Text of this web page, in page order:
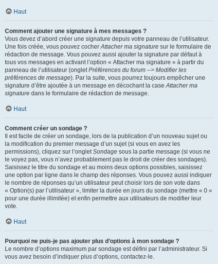
Haut
Comment ajouter une signature à mes messages ?
Vous devez d’abord créer une signature depuis votre panneau de l’utilisateur.
Une fois créée, vous pouvez cocherAttacher ma signature sur le formulaire de
rédaction de message. Vous pouvez aussi ajouter la signature par défaut à
tous vos messages en activant l’option « Attacher ma signature » à partir du
panneau de l’utilisateur (ongletPréférences du forum --> Modifier les
préférences de message). Par la suite, vous pourrez toujours empêcher une
signature d’être ajoutée à un message en décochant la caseAttacher ma
signature dans le formulaire de rédaction de message.
Haut
Comment créer un sondage ?
Il est facile de créer un sondage, lors de la publication d’un nouveau sujet ou
la modification du premier message d’un sujet (si vous en avez les
permissions), cliquez sur l’ongletSondage sous la partie message (si vous ne
le voyez pas, vous n’avez probablement pas le droit de créer des sondages).
Saisissez le titre du sondage et au moins deux options possibles, saisissez
une option par ligne dans le champ des réponses. Vous pouvez aussi indiquer
le nombre de réponses qu’un utilisateur peut choisir lors de son vote dans
« Option(s) par l’utilisateur », limiter la durée en jours du sondage (mettre « 0 »
pour une durée illimitée) et enfin permettre aux utilisateurs de modifier leur
vote.
Haut
Pourquoi ne puis-je pas ajouter plus d’options à mon sondage ?
Le nombre d’options maximum par sondage est défini par l’administrateur. Si
vous avez besoin d’indiquer plus d’options, contactez-le.